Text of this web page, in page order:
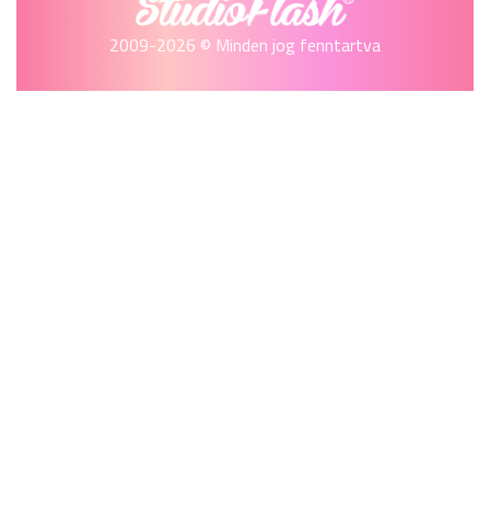
2009-2026 © Minden jog fenntartva